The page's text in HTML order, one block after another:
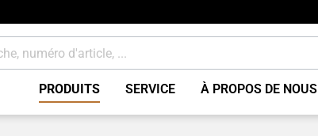
PRODUITS SERVICE À PROPOS DE NOUS